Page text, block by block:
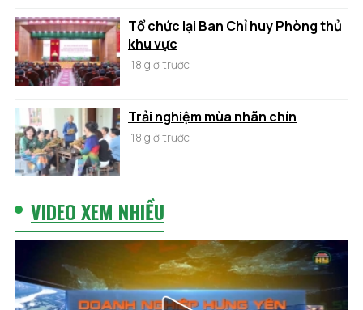
Tổ chức lại Ban Chỉ huy Phòng thủ
khu vực
18 giờ trước
Trải nghiệm mùa nhãn chín
18 giờ trước
VIDEO XEM NHIỀU